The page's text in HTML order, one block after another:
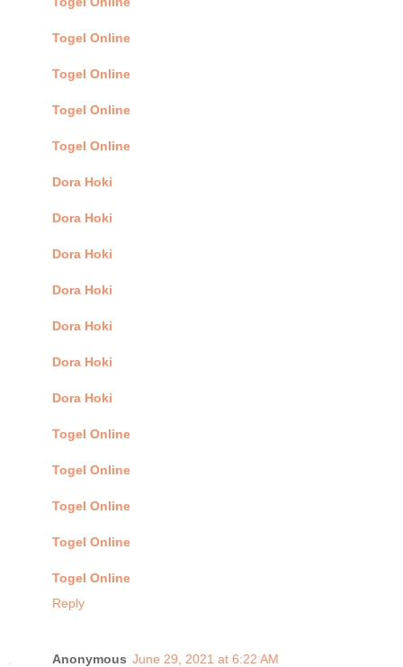
Togel Online
Togel Online
Togel Online
Togel Online
Dora Hoki
Dora Hoki
Dora Hoki
Dora Hoki
Dora Hoki
Dora Hoki
Dora Hoki
Togel Online
Togel Online
Togel Online
Togel Online
Togel Online
Reply
Anonymous June 29, 2021 at 6:22 AM